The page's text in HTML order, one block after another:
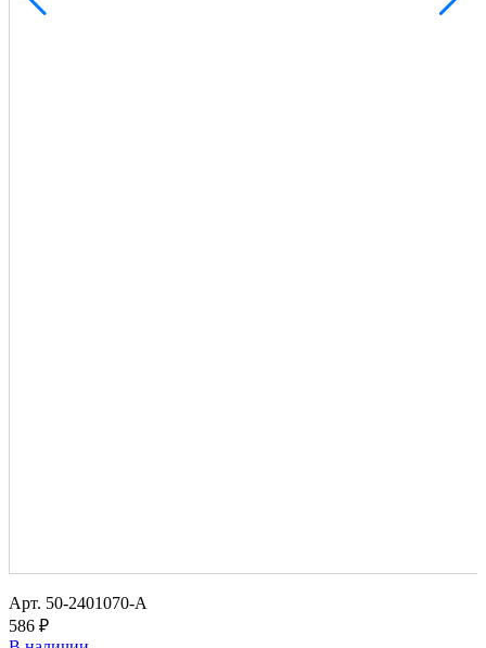
Арт. 50-2401070-А
586 ₽